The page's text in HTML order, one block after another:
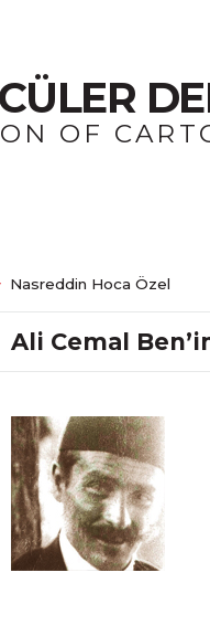
OF
Nasreddin Hoca Özel
Ali Cemal